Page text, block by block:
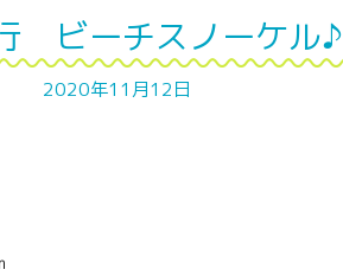
ビーチスノーケル♪
2020年11月12日